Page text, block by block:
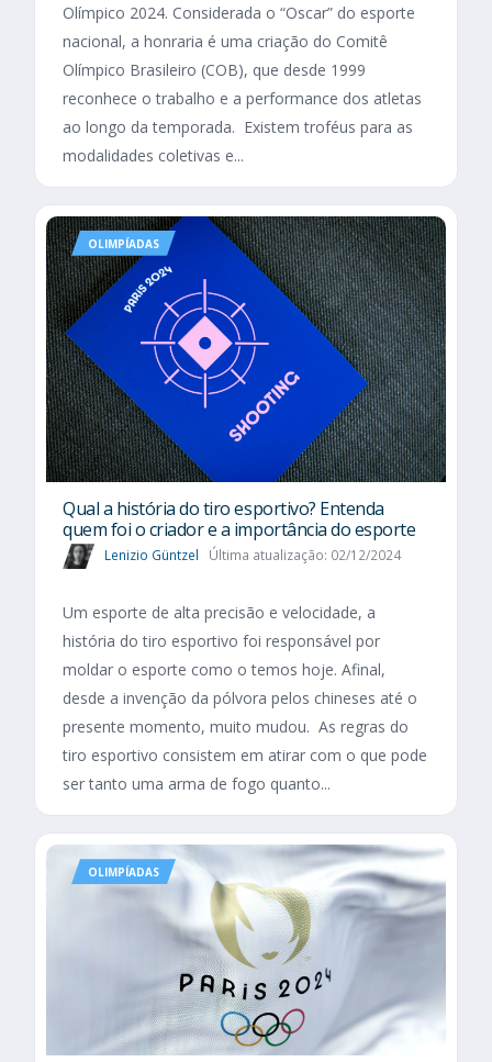
Olímpico 2024. Considerada o “Oscar” do esporte
nacional, a honraria é uma criação do Comitê
Olímpico Brasileiro (COB), que desde 1999
reconhece o trabalho e a performance dos atletas
ao longo da temporada. Existem troféus para as
modalidades coletivas e...
OLIMPÍADAS
Qual a história do tiro esportivo? Entenda
quem foi o criador e a importância do esporte
Lenizio Güntzel Última atualização: 02/12/2024
Um esporte de alta precisão e velocidade, a
história do tiro esportivo foi responsável por
moldar o esporte como o temos hoje. Afinal,
desde a invenção da pólvora pelos chineses até o
presente momento, muito mudou. As regras do
tiro esportivo consistem em atirar com o que pode
ser tanto uma arma de fogo quanto...
OLIMPÍADAS